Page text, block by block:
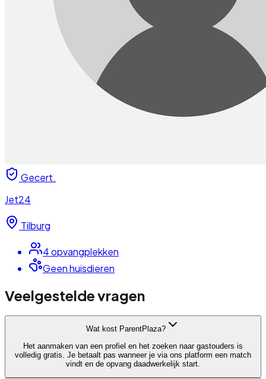
Gecert.
Jet24
Tilburg
4opvangplekken
Geen huisdieren
Veelgestelde vragen
Wat kost ParentPlaza?
Het aanmaken van een profiel en het zoeken naar gastouders is
volledig gratis. Je betaalt pas wanneer je via ons platform een match
vindt en de opvang daadwerkelijk start.